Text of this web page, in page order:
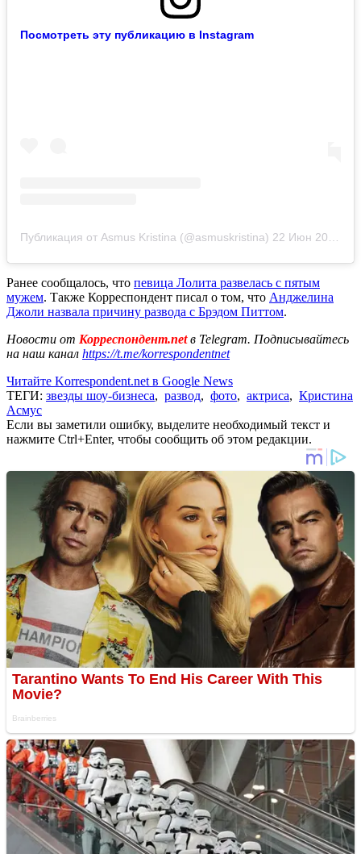
Посмотреть эту публикацию в Instagram
Публикация от Asmus Kristina (@asmuskristina) 22 Июн 2020 в 6:55 PDT
Ранее сообщалось, что певица Лолита развелась с пятым
мужем. Также Корреспондент писал о том, что Анджелина
Джоли назвала причину развода с Брэдом Питтом.
Новости от Корреспондент.netв Telegram. Подписывайтесь
на наш канал https://t.me/korrespondentnet
Читайте Korrespondent.net в Google News
ТЕГИ: звезды шоу-бизнеса, развод, фото, актриса, Кристина
Асмус
Если вы заметили ошибку, выделите необходимый текст и
нажмите Ctrl+Enter, чтобы сообщить об этом редакции.